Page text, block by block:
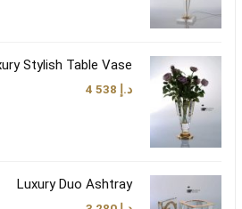
Stylish Table Vase
د.إ
Luxury Duo Ashtray